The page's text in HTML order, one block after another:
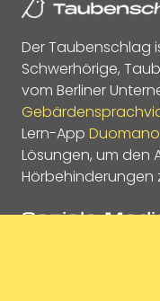
Der Taubenschlag
Schwerhörige,
vom Berliner
Lern-App Duomano
Lösungen, um den
Hörbehinderungen
Soziale